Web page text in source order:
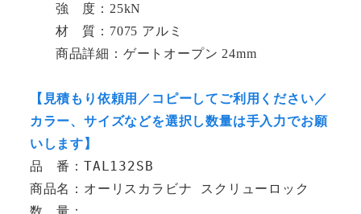
強 度：25kN
材 質：7075 アルミ
商品詳細：ゲートオープン 24mm
【見積もり依頼用／コピーしてご利用ください／
カラー、サイズなどを選択し数量は手入力でお願
いします】
品　番：TAL132SB
商品名：オーリスカラビナ スクリューロック